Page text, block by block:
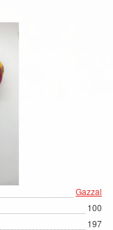
Gazzal
100
197